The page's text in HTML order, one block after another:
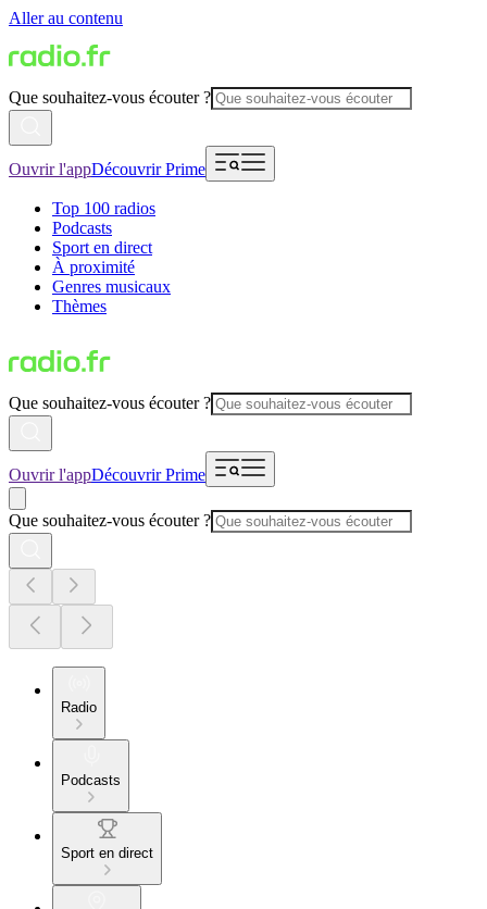
Aller au contenu
Que souhaitez-vous écouter ?
Ouvrir l'appDécouvrir Prime
Top 100 radios
Podcasts
Sport en direct
À proximité
Genres musicaux
Thèmes
Que souhaitez-vous écouter ?
Ouvrir l'appDécouvrir Prime
Que souhaitez-vous écouter ?
Radio
Podcasts
Sport en direct